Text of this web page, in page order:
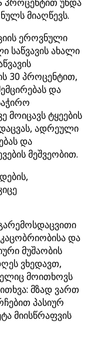
მიაღწევს.
ეროვნული
საწვავის ახალი
30 პროცენტით,
და
მოიცავს ტყეების
ადრეული
და
მეშვეობით.
კაცობრიობისა და
მუშაობის
ვხედავთ,
მოითხოვს
მზად ვართ
პასიურ
მიისწრაფვის